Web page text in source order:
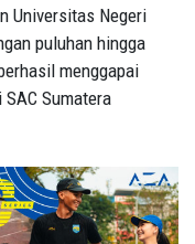
Universitas Negeri
puluhan hingga
menggapai
Sumatera